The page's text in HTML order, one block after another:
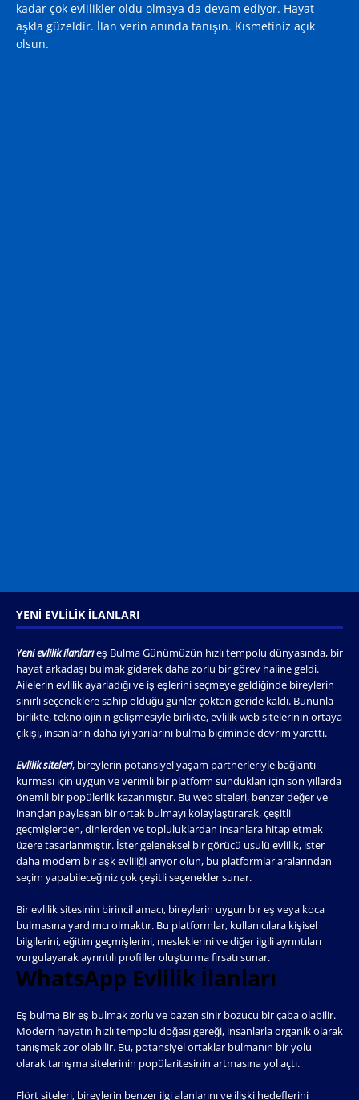
kadar çok evlilikler oldu olmaya da devam ediyor. Hayat
aşkla güzeldir. İlan verin anında tanışın. Kısmetiniz açık
olsun.
YENI EVLILIK İLANLARI
Yeni evlilik ilanlarıeş Bulma Günümüzün hızlı tempolu dünyasında, bir
hayat arkadaşı bulmak giderek daha zorlu bir görev haline geldi.
Ailelerin evlilik ayarladığı ve iş eşlerini seçmeye geldiğinde bireylerin
sınırlı seçeneklere sahip olduğu günler çoktan geride kaldı. Bununla
birlikte, teknolojinin gelişmesiyle birlikte, evlilik web sitelerinin ortaya
çıkışı, insanların daha iyi yarılarını bulma biçiminde devrim yarattı.
Evlilik siteleri, bireylerin potansiyel yaşam partnerleriyle bağlantı
kurması için uygun ve verimli bir platform sundukları için son yıllarda
önemli bir popülerlik kazanmıştır. Bu web siteleri, benzer değer ve
inançları paylaşan bir ortak bulmayı kolaylaştırarak, çeşitli
geçmişlerden, dinlerden ve topluluklardan insanlara hitap etmek
üzere tasarlanmıştır. İster geleneksel bir görücü usulü evlilik, ister
daha modern bir aşk evliliği arıyor olun, bu platformlar aralarından
seçim yapabileceğiniz çok çeşitli seçenekler sunar.
Bir evlilik sitesinin birincil amacı, bireylerin uygun bir eş veya koca
bulmasına yardımcı olmaktır. Bu platformlar, kullanıcılara kişisel
bilgilerini, eğitim geçmişlerini, mesleklerini ve diğer ilgili ayrıntıları
vurgulayarak ayrıntılı profiller oluşturma fırsatı sunar.
WhatsApp Evlilik İlanları
Eş bulma Bir eş bulmak zorlu ve bazen sinir bozucu bir çaba olabilir.
Modern hayatın hızlı tempolu doğası gereği, insanlarla organik olarak
tanışmak zor olabilir. Bu, potansiyel ortaklar bulmanın bir yolu
olarak tanışma sitelerinin popülaritesinin artmasına yol açtı.
Flört siteleri, bireylerin benzer ilgi alanlarını ve ilişki hedeflerini